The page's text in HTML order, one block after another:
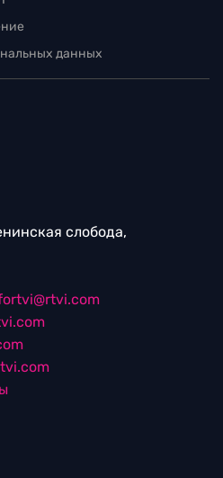
данных
слобода,